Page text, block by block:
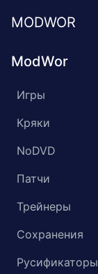
MODWOR
ModWor
Игры
Кряки
NoDVD
Патчи
Трейнеры
Сохранения
Русификаторы